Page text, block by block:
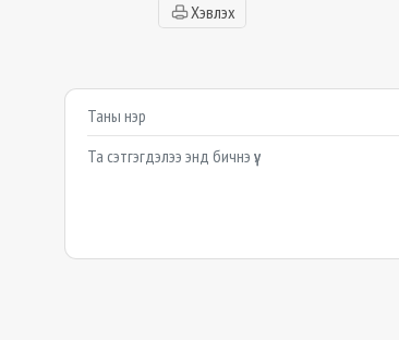
Хэвлэх
Сэтгэгдэл бичих
Example textarea